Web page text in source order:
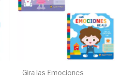
Gira las Emociones